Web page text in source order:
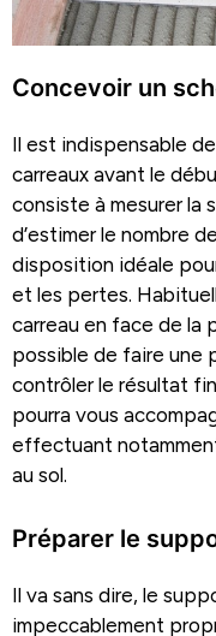
Concevoir un
Il est indispensable
carreaux avant le
consiste à mesurer
d’estimer le nombre
disposition idéale
et les pertes.
carreau en face de la
possible de faire une
contrôler le résultat
pourra vous
effectuant
au sol.
Préparer le
Il va sans dire, le
impeccablement